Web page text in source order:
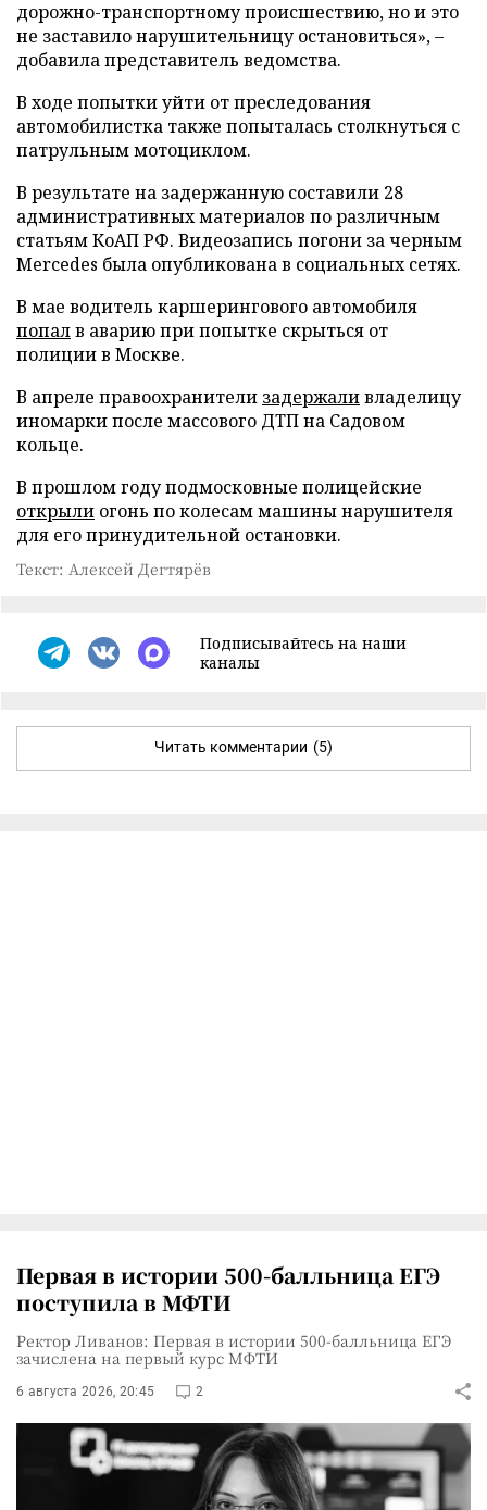
дорожно-транспортному происшествию, но и это
не заставило нарушительницу остановиться», –
добавила представитель ведомства.
В ходе попытки уйти от преследования
автомобилистка также попыталась столкнуться с
патрульным мотоциклом.
В результате на задержанную составили 28
административных материалов по различным
статьям КоАП РФ. Видеозапись погони за черным
Mercedes была опубликована в социальных сетях.
В мае водитель каршерингового автомобиля
попалв аварию при попытке скрыться от
полиции в Москве.
В апреле правоохранители задержаливладелицу
иномарки после массового ДТП на Садовом
кольце.
В прошлом году подмосковные полицейские
открыли огонь по колесам машины нарушителя
для его принудительной остановки.
Текст: Алексей Дегтярёв
Подписывайтесь на наши
каналы
Читать комментарии (5)
Первая в истории 500-балльница ЕГЭ
поступила в МФТИ
Ректор Ливанов: Первая в истории 500-балльница ЕГЭ
зачислена на первый курс МФТИ
6 августа 2026, 20:45 2